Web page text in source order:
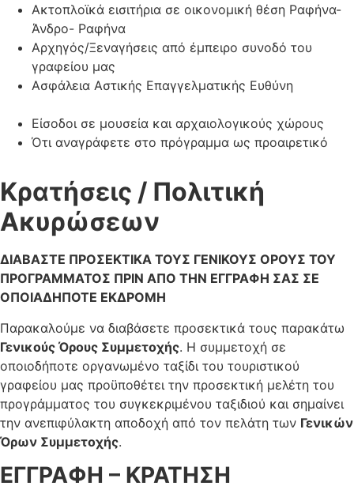
Ακτοπλοϊκά εισιτήρια σε οικονομική θέση Ραφήνα-
Άνδρο- Ραφήνα
Αρχηγός/Ξεναγήσεις από έμπειρο συνοδό του
γραφείου μας
Ασφάλεια Αστικής Επαγγελματικής Ευθύνη
Είσοδοι σε μουσεία και αρχαιολογικούς χώρους
Ότι αναγράφετε στο πρόγραμμα ως προαιρετικό
Κρατήσεις / Πολιτική
Ακυρώσεων
ΔΙΑΒΑΣΤΕ ΠΡΟΣΕΚΤΙΚΑ ΤΟΥΣ ΓΕΝΙΚΟΥΣ ΟΡΟΥΣ ΤΟΥ
ΠΡΟΓΡΑΜΜΑΤΟΣ ΠΡΙΝ ΑΠΟ ΤΗΝ ΕΓΓΡΑΦΗ ΣΑΣ ΣΕ
ΟΠΟΙΑΔΗΠΟΤΕ ΕΚΔΡΟΜΗ
Παρακαλούμε να διαβάσετε προσεκτικά τους παρακάτω
Γενικούς Όρους Συμμετοχής. Η συμμετοχή σε
οποιοδήποτε οργανωμένο ταξίδι του τουριστικού
γραφείου μας προϋποθέτει την προσεκτική μελέτη του
προγράμματος του συγκεκριμένου ταξιδιού και σημαίνει
την ανεπιφύλακτη αποδοχή από τον πελάτη των Γενικών
Όρων Συμμετοχής.
ΕΓΓΡΑΦΗ – ΚΡΑΤΗΣΗ